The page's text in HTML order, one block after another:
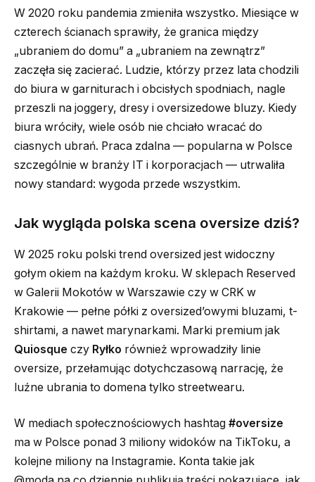
W 2020 roku pandemia zmieniła wszystko. Miesiące w
czterech ścianach sprawiły, że granica między
„ubraniem do domu” a „ubraniem na zewnątrz”
zaczęła się zacierać. Ludzie, którzy przez lata chodzili
do biura w garniturach i obcisłych spodniach, nagle
przeszli na joggery, dresy i oversizedowe bluzy. Kiedy
biura wróciły, wiele osób nie chciało wracać do
ciasnych ubrań. Praca zdalna — popularna w Polsce
szczególnie w branży IT i korporacjach — utrwaliła
nowy standard: wygoda przede wszystkim.
Jak wygląda polska scena oversize dziś?
W 2025 roku polski trend oversized jest widoczny
gołym okiem na każdym kroku. W sklepach Reserved
w Galerii Mokotów w Warszawie czy w CRK w
Krakowie — pełne półki z oversized’owymi bluzami, t-
shirtami, a nawet marynarkami. Marki premium jak
Quiosque czy Ryłko również wprowadziły linie
oversize, przełamując dotychczasową narrację, że
luźne ubrania to domena tylko streetwearu.
W mediach społecznościowych hashtag #oversize
ma w Polsce ponad 3 miliony widoków na TikToku, a
kolejne miliony na Instagramie. Konta takie jak